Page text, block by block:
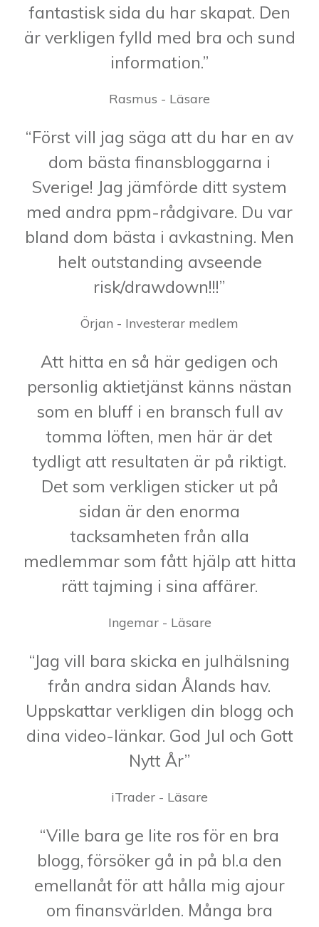
fantastisk sida du har skapat. Den
är verkligen fylld med bra och sund
information.”
Rasmus - Läsare
“Först vill jag säga att du har en av
dom bästa finansbloggarna i
Sverige! Jag jämförde ditt system
med andra ppm-rådgivare. Du var
bland dom bästa i avkastning. Men
helt outstanding avseende
risk/drawdown!!!”
Örjan - Investerar medlem
Att hitta en så här gedigen och
personlig aktietjänst känns nästan
som en bluff i en bransch full av
tomma löften, men här är det
tydligt att resultaten är på riktigt.
Det som verkligen sticker ut på
sidan är den enorma
tacksamheten från alla
medlemmar som fått hjälp att hitta
rätt tajming i sina affärer.
Ingemar - Läsare
“Jag vill bara skicka en julhälsning
från andra sidan Ålands hav.
Uppskattar verkligen din blogg och
dina video-länkar. God Jul och Gott
Nytt År”
iTrader - Läsare
“Ville bara ge lite ros för en bra
blogg, försöker gå in på bl.a den
emellanåt för att hålla mig ajour
om finansvärlden. Många bra